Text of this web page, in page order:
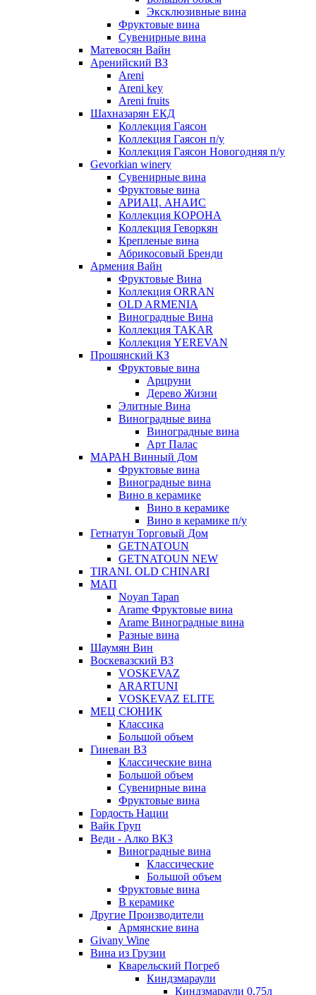
Эксклюзивные вина
Фруктовые вина
Cувенирные вина
Матевосян Вайн
Аренийский ВЗ
Areni
Areni key
Areni fruits
Шахназарян ЕКД
Коллекция Гаясон
Коллекция Гаясон п/у
Коллекция Гаясон Новогодняя п/у
Gevorkian winery
Сувенирные вина
Фруктовые вина
АРИАЦ. АНАИС
Коллекция КОРОНА
Коллекция Геворкян
Крепленые вина
Абрикосовый Бренди
Армения Вайн
Фруктовые Вина
Коллекция ORRAN
OLD ARMENIA
Виноградные Вина
Коллекция TAKAR
Коллекция YEREVAN
Прошянский КЗ
Фруктовые вина
Арцруни
Дерево Жизни
Элитные Вина
Виноградные вина
Виноградные вина
Арт Палас
МАРАН Винный Дом
Фруктовые вина
Виноградные вина
Вино в керамике
Вино в керамике
Вино в керамике п/у
Гетнатун Торговый Дом
GETNATOUN
GETNATOUN NEW
TIRANI. OLD CHINARI
МАП
Noyan Tapan
Arame Фруктовые вина
Arame Виноградные вина
Разные вина
Шаумян Вин
Воскевазский ВЗ
VOSKEVAZ
ARARTUNI
VOSKEVAZ ELITE
МЕЦ СЮНИК
Классика
Большой объем
Гиневан ВЗ
Классические вина
Большой объем
Сувенирные вина
Фруктовые вина
Гордость Нации
Вайк Груп
Веди - Алко ВКЗ
Виноградные вина
Классические
Большой объем
Фруктовые вина
В керамике
Другие Производители
Армянские вина
Givany Wine
Вина из Грузии
Кварельский Погреб
Киндзмараули
Киндзмараули 0,75л